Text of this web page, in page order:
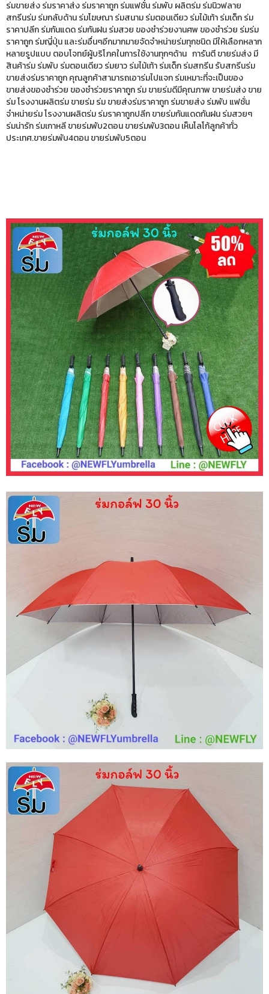
ร่มขายส่ง ร่มราคาส่ง ร่มราคาถูก ร่มแฟชั่น ร่มพับ ผลิตร่ม ร่มนิวฟลาย
สกรีนร่ม ร่มกลับด้าน ร่มโฆษณา ร่มสนาม ร่มตอนเดียว ร่มไม้เท้า ร่มเด็ก ร่ม
ราคาปลีก ร่มกันแดด ร่มกันฝน ร่มสวย ของชำร่วยงานศพ ของชำร่วย ร่มร่ม
ราคาถูก ร่มญี่ปุ่น และร่มอื่นๆอีกมากมายจัดจำหน่ายร่มทุกชนิด มีให้เลือกหลาก
หลายรูปแบบ ตอบโจทย์ผู้บริโภคในการใช้งานทุกๆด้าน การันตี ขายร่มส่ง มี
สินค้าร่ม ร่มพับ ร่มตอนเดียว ร่มยาว ร่มไม้เท้า ร่มเด็ก ร่มสกรีน รับสกรีนร่ม
ขายส่งร่มราคาถูก คุณลูกค้าสามารถเอาร่มไปแจก ร่มเหมาะที่จะเป็นของ
ขายส่งของชำร่วย ของชำร่วยราคาถูก ร่ม ขายร่มดีมีคุณภาพ ขายร่มส่ง ขาย
ร่ม โรงงานผลิตร่ม ขายร่ม ร่ม ขายส่งร่มราคาถูก ร่มขายส่ง ร่มพับ แฟชั่น
จำหน่ายร่ม โรงงานผลิตร่ม ร่มราคาถูกปลีก ขายร่มกันแดดกันฝน ร่มสวยๆ
ร่มน่ารัก ร่มเกาหลี ขายร่มพับ2ตอน ขายร่มพับ3ตอน เห็นโลโก้ลูกค้าทั่ว
ประเทศ.ขายร่มพับ4ตอน ขายร่มพับ5ตอน